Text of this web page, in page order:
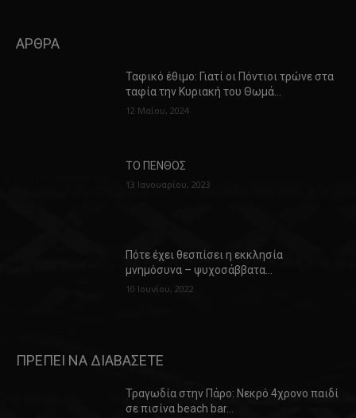
ΑΡΘΡΑ
Ταφικό έθιμο: Γιατί οι Πόντιοι τρώνε στα
ταφία την Κυριακή του Θωμά…
12 Μαΐου, 2024
ΤΟ ΠΕΝΘΟΣ
13 Ιανουαρίου, 2023
Πότε έχει θεσπίσει η εκκλησία
μνημόσυνα – ψυχοσάββατα…
10 Ιουνίου, 2022
ΠΡΕΠΕΙ ΝΑ ΔΙΑΒΑΣΕΤΕ
Τραγωδία στην Πάρο: Νεκρό 4χρονο παιδί
σε πισίνα beach bar…